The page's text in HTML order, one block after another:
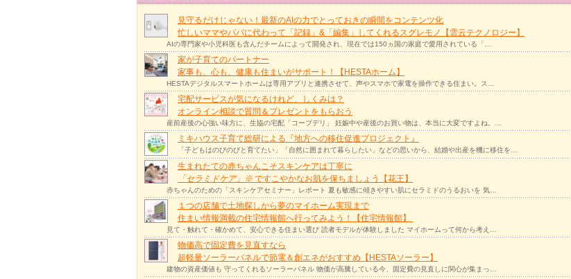
見守るだけじゃない！最新のAIの力でとっておきの瞬間をコンテンツ化
忙しいママやパパに代わって「記録」&「編集」してくれるスグレモノ【雲云テクノロジー】
AIの専門家や小児科医も含んだチームによって開発され、現在では150ヵ国の家庭で愛用されている「…
家が子育てのパートナー
家事も、心も、健康も住まいがサポート！【HESTAホーム】
HESTAデジタルスマートホームは専用アプリと連携させて、声やスマホで家電を操作できる住まい。ス…
宅配サービスが気になるけれど、しくみは？
オンライン相談で質問＆プレゼントをもらおう
産前産後の心強い味方に、生協の宅配「コープデリ」 妊娠中や産後のお買い物は、本当に大変ですよね。…
ミキハウス子育て総研による『地方への移住促進プロジェクト』
「子どもはのびのびと育てたい」「自然に囲まれて暮らしたい」などの思いから、結婚や出産を機に移住を…
生まれたての赤ちゃんこそスキンケアは丁寧に
「セラミドケア」 ※ですこやかなお肌を保ちましょう【花王】
赤ちゃんのための「スキンケアセミナー」レポート 夏も敏感に傾きやすい肌にセラミドのうるおいを 気…
１つの店舗で土地探しから夢のマイホーム実現まで
住まい情報満載の住宅情報館へ行ってみよう！【住宅情報館】
見て・触れて・確かめて、安心できる住まい選び 読者モデルが体験しました マイホームって何から考え…
物価高で固定費を見直すなら
超軽量ソーラーパネルで節電＆創エネがおすすめ【HESTAソーラー】
建物の資産価値も 守ってくれるソーラーパネル 物価が高騰している今、固定費の見直しに関心が集まっ…